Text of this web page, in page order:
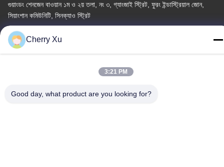
গুয়াংডং শেনজেন বাওয়ান ১ম ও ২য় তলা, নং ৩, গ্যাংজাই স্ট্রিট, ফুরং ইন্ডাস্ট্রিয়াল জোন,
সিয়াংশান কমিউনিটি, সিনক্যাও স্ট্রিট
টেল
86-0755-27097532-8:30
Cherry Xu
3:21 PM
Good day, what product are you looking for?